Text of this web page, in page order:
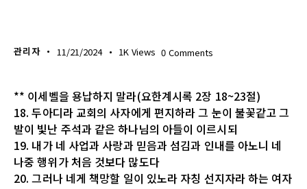
관리자 11/21/2024 1K Views 0 Comments
** 이세벨을 용납하지 말라(요한계시록 2장 18~23절)
18. 두아디라 교회의 사자에게 편지하라 그 눈이 불꽃같고 그
발이 빛난 주석과 같은 하나님의 아들이 이르시되
19. 내가 네 사업과 사랑과 믿음과 섬김과 인내를 아노니 네
나중 행위가 처음 것보다 많도다
20. 그러나 네게 책망할 일이 있노라 자칭 선지자라 하는 여자